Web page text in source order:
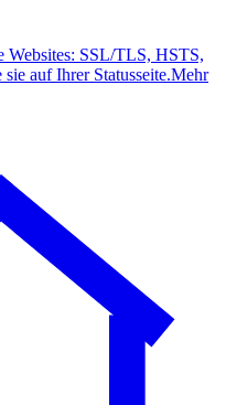
Websites: SSL/TLS, HSTS,
auf Ihrer Statusseite.Mehr